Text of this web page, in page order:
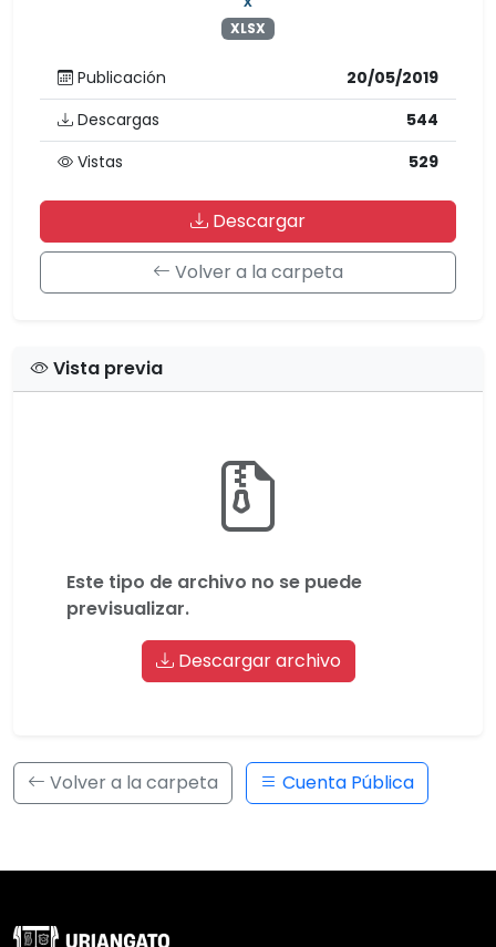
XLSX
Publicación
20/05/2019
Descargas
544
Vistas
529
Descargar
Volver a la carpeta
Vista previa
Este tipo de archivo no se puede
previsualizar.
Descargar archivo
Volver a la carpeta Cuenta Pública